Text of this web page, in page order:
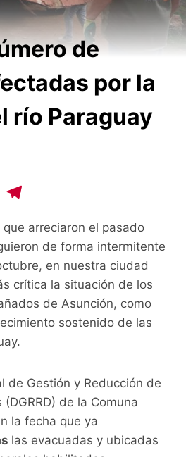
de
por la
río Paraguay
C
e
gr
a
m
arreciaron el pasado
de forma intermitente
en nuestra ciudad
crítica la situación de los
de Asunción, como
sostenido de las
de Gestión y Reducción de
de la Comuna
la fecha que ya
las evacuadas y ubicadas